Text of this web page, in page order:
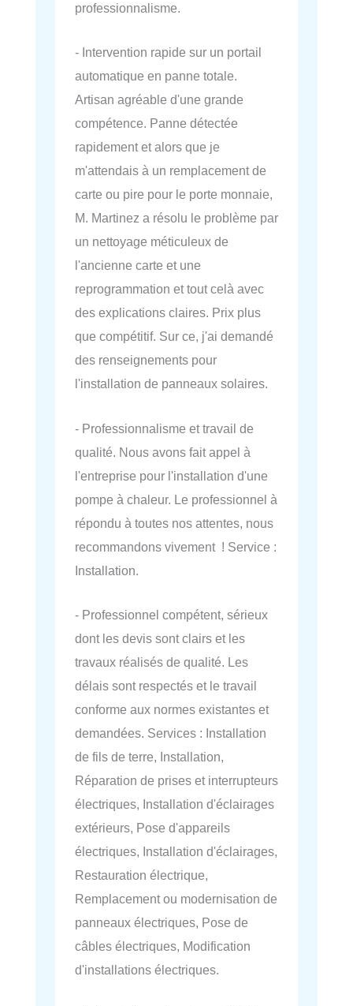
professionnalisme.
- Intervention rapide sur un portail
automatique en panne totale.
Artisan agréable d'une grande
compétence. Panne détectée
rapidement et alors que je
m'attendais à un remplacement de
carte ou pire pour le porte monnaie,
M. Martinez a résolu le problème par
un nettoyage méticuleux de
l'ancienne carte et une
reprogrammation et tout celà avec
des explications claires. Prix plus
que compétitif. Sur ce, j'ai demandé
des renseignements pour
l'installation de panneaux solaires.
- Professionnalisme et travail de
qualité. Nous avons fait appel à
l'entreprise pour l'installation d'une
pompe à chaleur. Le professionnel à
répondu à toutes nos attentes, nous
recommandons vivement ! Service :
Installation.
- Professionnel compétent, sérieux
dont les devis sont clairs et les
travaux réalisés de qualité. Les
délais sont respectés et le travail
conforme aux normes existantes et
demandées. Services : Installation
de fils de terre, Installation,
Réparation de prises et interrupteurs
électriques, Installation d'éclairages
extérieurs, Pose d'appareils
électriques, Installation d'éclairages,
Restauration électrique,
Remplacement ou modernisation de
panneaux électriques, Pose de
câbles électriques, Modification
d'installations électriques.